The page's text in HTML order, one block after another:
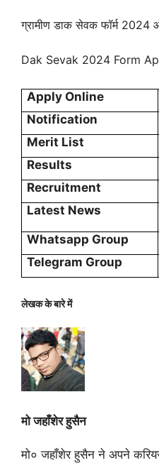
ग्रामीण डाक सेवक फॉर्म
Dak Sevak 2024 Form
Apply Online
Notification
Merit List
Results
Recruitment
Latest News
Whatsapp Group
Telegram Group
लेखक के बारे में
मो जहाँशेर हुसैन
मो० जहाँशेर हुसैन ने अपने